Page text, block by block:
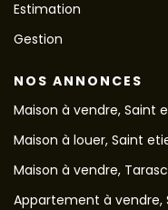
Estimation
Gestion
NOS ANNONCES
Maison à vendre, Saint
Maison à louer, Saint
Maison à vendre,
Appartement à vendre,